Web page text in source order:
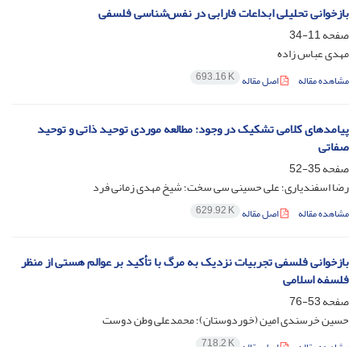
بازخوانی تحلیلی ابداعات فارابی در ‌نفس‌شناسی فلسفی
صفحه11-34
مهدی عباس زاده
مشاهده مقاله اصل مقاله 693.16 K
پیامدهای کلامی تشکیک در وجود: مطالعه موردی توحید ذاتی و توحید
صفاتی
صفحه35-52
رضا اسفندیاری؛ علی حسینی سی سخت؛ شیخ مهدی زمانی فرد
مشاهده مقاله اصل مقاله 629.92 K
بازخوانی فلسفی تجربیات نزدیک به مرگ با تأکید بر عوالم هستی از منظر
فلسفه اسلامی
صفحه53-76
حسین خرسندی امین (خوردوستان)؛ محمدعلی وطن دوست